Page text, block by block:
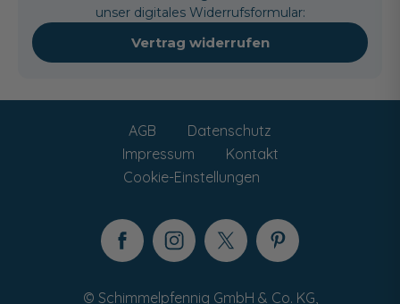
unser digitales Widerrufsformular:
Vertrag widerrufen
AGB
Datenschutz
Impressum
Kontakt
Cookie-Einstellungen
© Schimmelpfennig GmbH & Co. KG,